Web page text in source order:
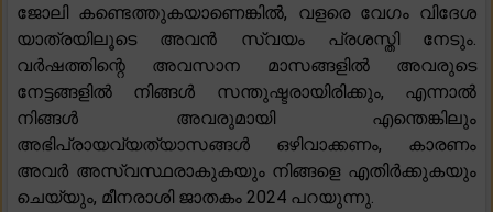
ജോലി കണ്ടെത്തുകയാണെങ്കിൽ, വളരെ വേഗം വിദേശ
യാത്രയിലൂടെ അവൻ സ്വയം പ്രശസ്തി നേടും.
വർഷത്തിന്റെ അവസാന മാസങ്ങളിൽ അവരുടെ
നേട്ടങ്ങളിൽ നിങ്ങൾ സന്തുഷ്ടരായിരിക്കും, എന്നാൽ
നിങ്ങൾ അവരുമായി എന്തെങ്കിലും
അഭിപ്രായവ്യത്യാസങ്ങൾ ഒഴിവാക്കണം, കാരണം
അവർ അസ്വസ്ഥരാകുകയും നിങ്ങളെ എതിർക്കുകയും
ചെയ്യും, മീനരാശി ജാതകം 2024 പറയുന്നു.